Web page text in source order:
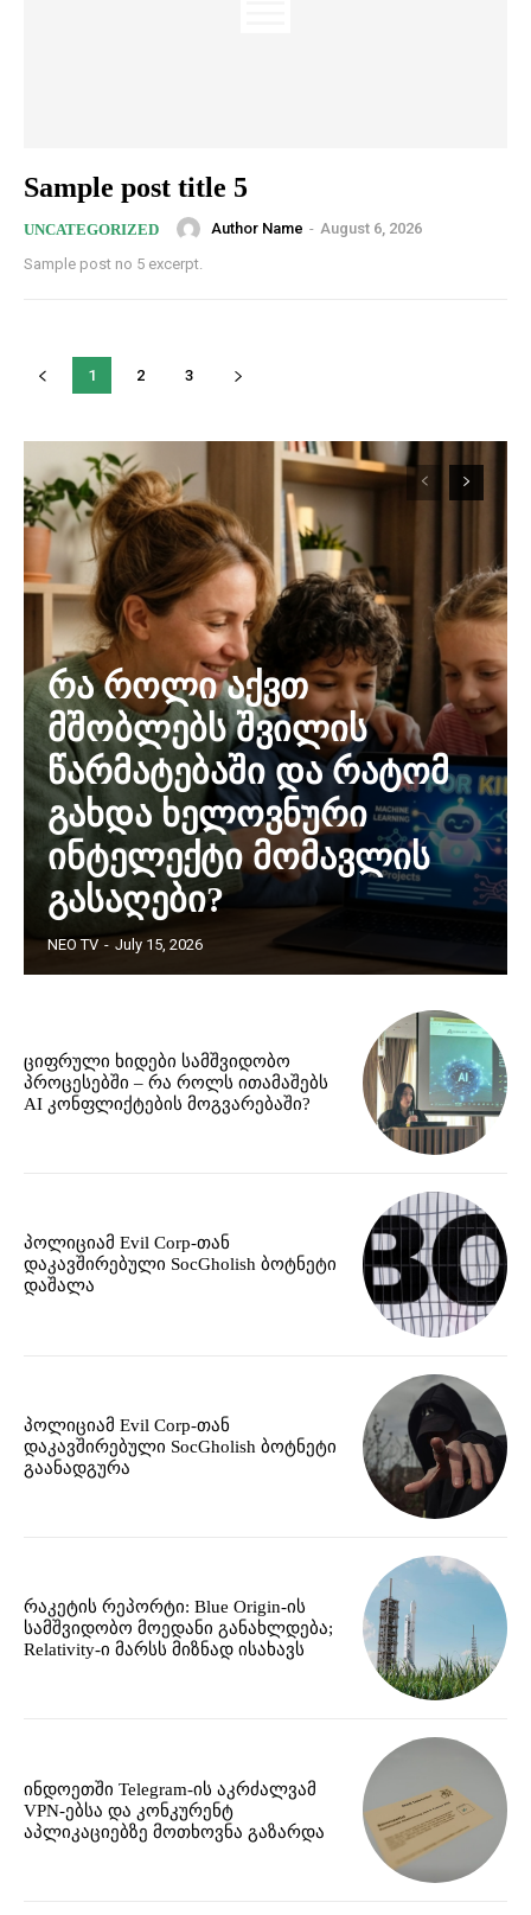
Sample post title 5
UNCATEGORIZED Author Name - August 6, 2026
Sample post no 5 excerpt.
1 2 3
რა როლი აქვთ
მშობლებს შვილის
წარმატებაში და რატომ
გახდა ხელოვნური
ინტელექტი მომავლის
გასაღები?
NEO TV - July 15, 2026
ციფრული ხიდები სამშვიდობო
პროცესებში – რა როლს ითამაშებს
AI კონფლიქტების მოგვარებაში?
პოლიციამ Evil Corp-თან
დაკავშირებული SocGholish ბოტნეტი
დაშალა
პოლიციამ Evil Corp-თან
დაკავშირებული SocGholish ბოტნეტი
გაანადგურა
რაკეტის რეპორტი: Blue Origin-ის
სამშვიდობო მოედანი განახლდება;
Relativity-ი მარსს მიზნად ისახავს
ინდოეთში Telegram-ის აკრძალვამ
VPN-ებსა და კონკურენტ
აპლიკაციებზე მოთხოვნა გაზარდა